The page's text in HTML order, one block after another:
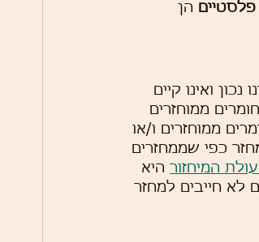
פלסטיים הן
ואינו קיים
ממוחזרים
ממוחזרים ו/או
כפי שממחזרים
המיחזור היא
לא חייבים למחזר